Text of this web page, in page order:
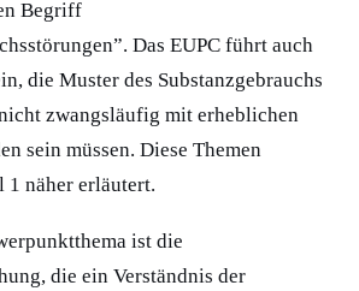
Begriff
Das EUPC führt auch
die Muster des Substanzgebrauchs
zwangsläufig mit erheblichen
sein müssen. Diese Themen
näher erläutert.
ist die
die ein Verständnis der